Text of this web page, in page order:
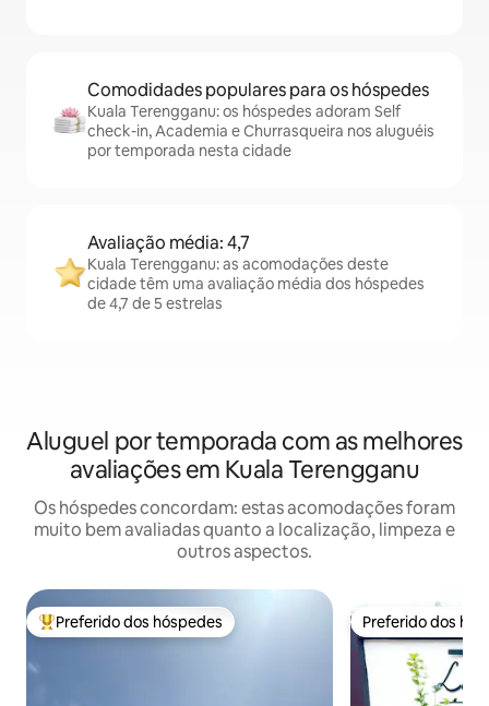
Comodidades populares para os hóspedes
Kuala Terengganu: os hóspedes adoram Self
check-in, Academia e Churrasqueira nos aluguéis
por temporada nesta cidade
Avaliação média: 4,7
Kuala Terengganu: as acomodações deste
cidade têm uma avaliação média dos hóspedes
de 4,7 de 5 estrelas
Aluguel por temporada com as melhores
avaliações em Kuala Terengganu
Os hóspedes concordam: estas acomodações foram
muito bem avaliadas quanto a localização, limpeza e
outros aspectos.
Entre os melhores preferidos dos hóspedes
Preferido dos hóspedes Preferido dos
Preferido dos